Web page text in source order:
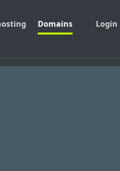
Domains Login